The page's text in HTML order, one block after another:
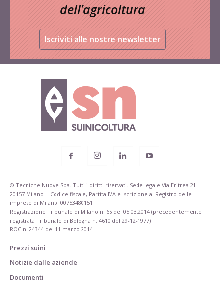
dell’agricoltura
Iscriviti alle nostre newsletter
© Tecniche Nuove Spa. Tutti i diritti riservati. Sede legale Via Eritrea 21 -
20157 Milano | Codice fiscale, Partita IVA e Iscrizione al Registro delle
imprese di Milano: 00753480151
Registrazione Tribunale di Milano n. 66 del 05.03.2014 (precedentemente
registrata Tribunale di Bologna n. 4610 del 29-12-1977)
ROC n. 24344 del 11 marzo 2014
Prezzi suini
Notizie dalle aziende
Documenti